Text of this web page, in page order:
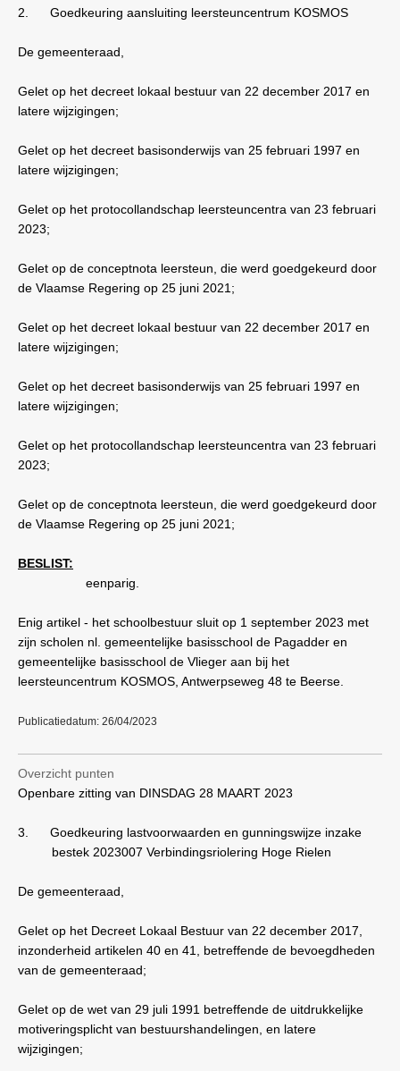
2. Goedkeuring aansluiting leersteuncentrum KOSMOS
De gemeenteraad,
Gelet op het decreet lokaal bestuur van 22 december 2017 en
latere wijzigingen;
Gelet op het decreet basisonderwijs van 25 februari 1997 en
latere wijzigingen;
Gelet op het protocollandschap leersteuncentra van 23 februari
2023;
Gelet op de conceptnota leersteun, die werd goedgekeurd door
de Vlaamse Regering op 25 juni 2021;
Gelet op het decreet lokaal bestuur van 22 december 2017 en
latere wijzigingen;
Gelet op het decreet basisonderwijs van 25 februari 1997 en
latere wijzigingen;
Gelet op het protocollandschap leersteuncentra van 23 februari
2023;
Gelet op de conceptnota leersteun, die werd goedgekeurd door
de Vlaamse Regering op 25 juni 2021;
BESLIST:
eenparig.
Enig artikel - het schoolbestuur sluit op 1 september 2023 met
zijn scholen nl. gemeentelijke basisschool de Pagadder en
gemeentelijke basisschool de Vlieger aan bij het
leersteuncentrum KOSMOS, Antwerpseweg 48 te Beerse.
Publicatiedatum: 26/04/2023
Overzicht punten
Openbare zitting van DINSDAG 28 MAART 2023
3.
Goedkeuring lastvoorwaarden en gunningswijze inzake
bestek 2023007 Verbindingsriolering Hoge Rielen
De gemeenteraad,
Gelet op het Decreet Lokaal Bestuur van 22 december 2017,
inzonderheid artikelen 40 en 41, betreffende de bevoegdheden
van de gemeenteraad;
Gelet op de wet van 29 juli 1991 betreffende de uitdrukkelijke
motiveringsplicht van bestuurshandelingen, en latere
wijzigingen;